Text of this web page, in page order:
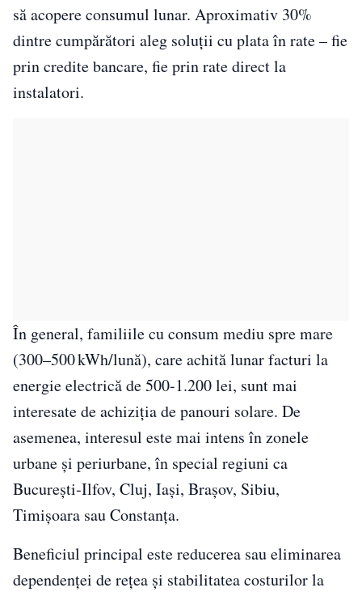
să acopere consumul lunar. Aproximativ 30%
dintre cumpărători aleg soluții cu plata în rate – fie
prin credite bancare, fie prin rate direct la
instalatori.
În general, familiile cu consum mediu spre mare
(300–500 kWh/lună), care achită lunar facturi la
energie electrică de 500-1.200 lei, sunt mai
interesate de achiziția de panouri solare. De
asemenea, interesul este mai intens în zonele
urbane și periurbane, în special regiuni ca
București‑Ilfov, Cluj, Iași, Brașov, Sibiu,
Timișoara sau Constanța.
Beneficiul principal este reducerea sau eliminarea
dependenței de rețea și stabilitatea costurilor la